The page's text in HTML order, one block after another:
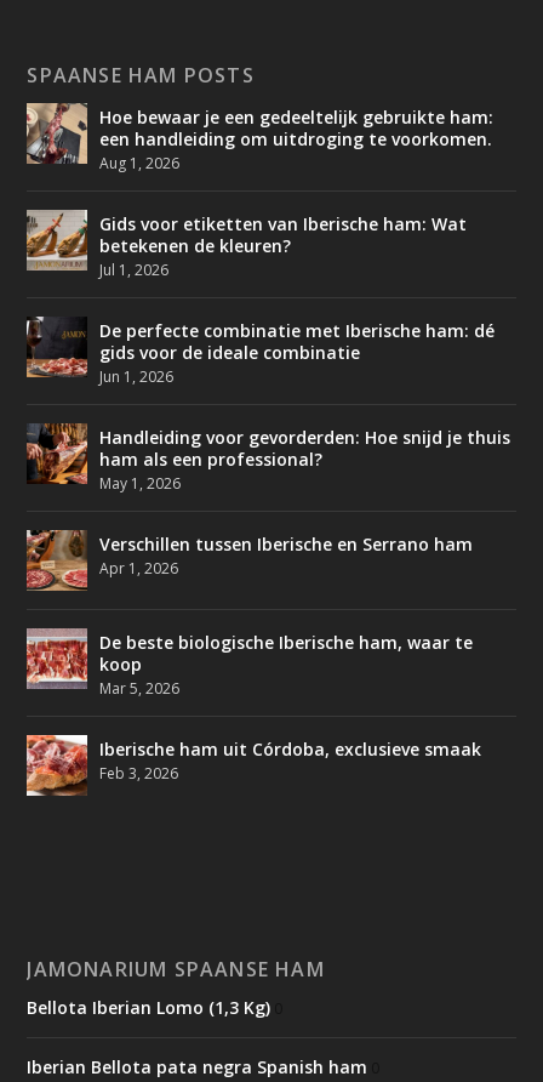
SPAANSE HAM POSTS
Hoe bewaar je een gedeeltelijk gebruikte ham:
een handleiding om uitdroging te voorkomen.
Aug 1, 2026
Gids voor etiketten van Iberische ham: Wat
betekenen de kleuren?
Jul 1, 2026
De perfecte combinatie met Iberische ham: dé
gids voor de ideale combinatie
Jun 1, 2026
Handleiding voor gevorderden: Hoe snijd je thuis
ham als een professional?
May 1, 2026
Verschillen tussen Iberische en Serrano ham
Apr 1, 2026
De beste biologische Iberische ham, waar te
koop
Mar 5, 2026
Iberische ham uit Córdoba, exclusieve smaak
Feb 3, 2026
JAMONARIUM SPAANSE HAM
Bellota Iberian Lomo (1,3 Kg)
Iberian Bellota pata negra Spanish ham